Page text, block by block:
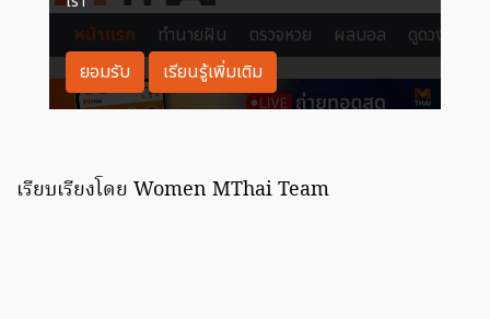
เรียบเรียงโดย Women MThai Team